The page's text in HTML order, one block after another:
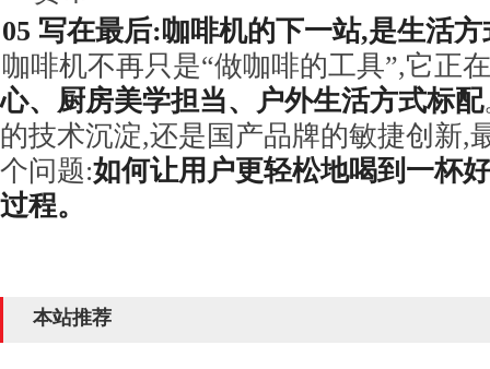
05 写在最后:咖啡机的下一站,是生活
咖啡机不再只是“做咖啡的工具”,它正
心、厨房美学担当、户外生活方式标配
的技术沉淀,还是国产品牌的敏捷创新,
个问题:如何让用户更轻松地喝到一杯
过程。
本站推荐